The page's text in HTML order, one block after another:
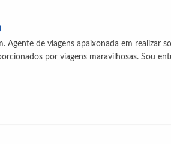
Agente de viagens apaixonada em realizar
por viagens maravilhosas. Sou